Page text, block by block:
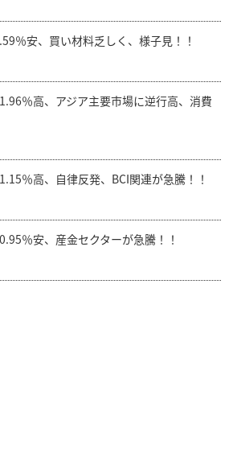
％安、買い材料乏しく、様子見！！
％高、アジア主要市場に逆行高、消費
％高、自律反発、BCI関連が急騰！！
％安、産金セクターが急騰！！